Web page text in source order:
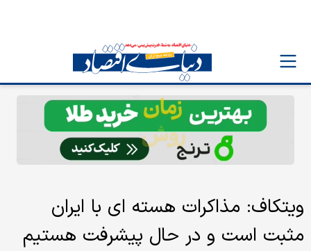
ویتکاف: مذاکرات هسته ای با ایران
مثبت است و در حال پیشرفت هستیم